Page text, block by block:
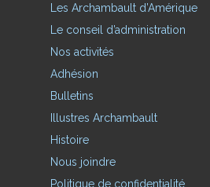
Les Archambault d’Amérique
Le conseil d’administration
Nos activités
Adhésion
Bulletins
Illustres Archambault
Histoire
Nous joindre
Politique de confidentialité